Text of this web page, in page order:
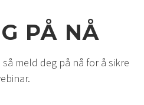
PÅ NÅ
meld deg på nå for å sikre